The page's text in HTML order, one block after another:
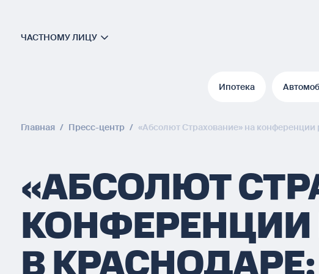
ЧАСТНОМУ ЛИЦУ
Ипотека
Главная / Пресс-центр / «Абсолют Страхование» на
«АБСОЛЮТ
В